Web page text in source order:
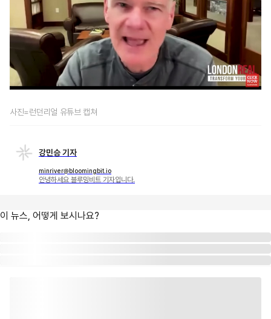
사진=런던리얼 유튜브 캡쳐
강민승 기자
minriver@bloomingbit.io
안녕하세요 블루밍비트 기자입니다.
이 뉴스, 어떻게 보시나요?